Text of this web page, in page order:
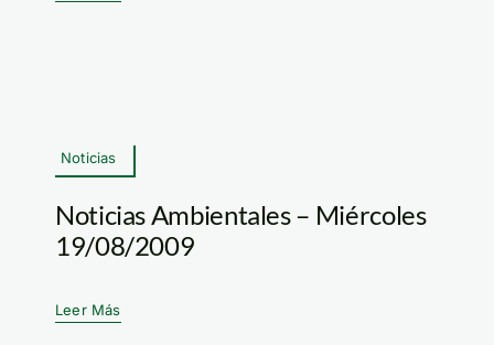
Noticias
Noticias Ambientales – Miércoles
19/08/2009
Leer Más